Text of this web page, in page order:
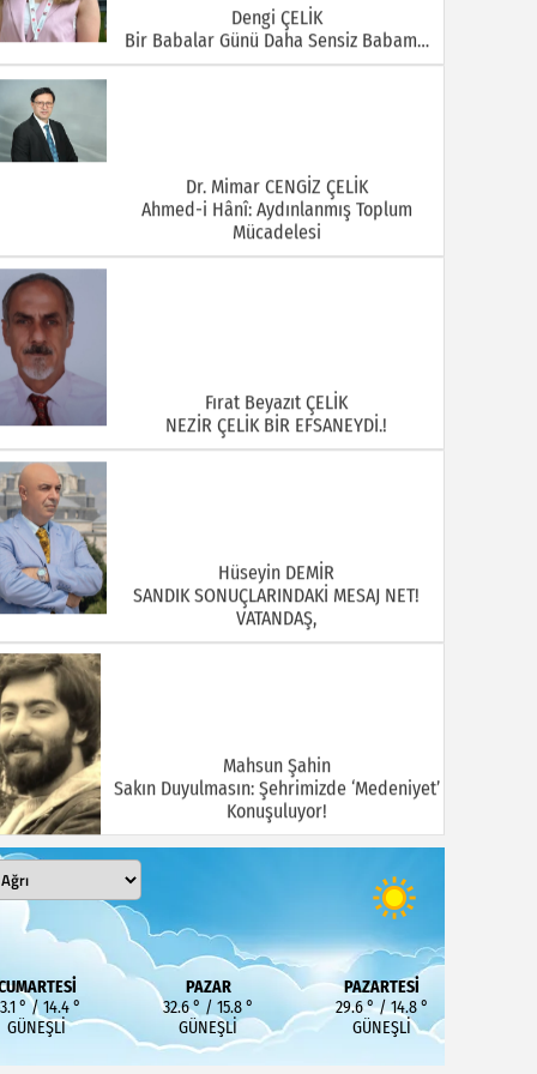
Dengi ÇELİK
Bir Babalar Günü Daha Sensiz Babam…
Dr. Mimar CENGİZ ÇELİK
Ahmed-i Hânî: Aydınlanmış Toplum
Mücadelesi
Fırat Beyazıt ÇELİK
NEZİR ÇELİK BİR EFSANEYDİ.!
Hüseyin DEMİR
SANDIK SONUÇLARINDAKİ MESAJ NET!
VATANDAŞ,
Mahsun Şahin
Sakın Duyulmasın: Şehrimizde ‘Medeniyet’
Konuşuluyor!
MEHMET KOÇ
DOĞUBAYAZIT ASLINDA BİR İNANÇ
MERKEZİDİR
° / 14.4 °
GÜNEŞLI
PAZAR
32.6 ° / 15.8 °
GÜNEŞLI
PAZARTESI
29.6 ° / 14.8 °
GÜNEŞLI